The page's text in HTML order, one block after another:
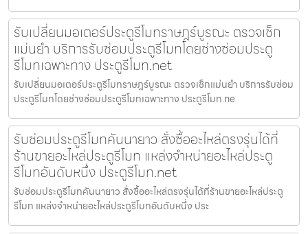
รับเปลี่ยนมอเตอร์ประตูรีโมทราษฎร์บูรณะ ตรวจเช็ก
แม่นยำ บริการรับซ่อมประตูรีโมทโดยช่างซ่อมประตู
รีโมทเฉพาะทาง ประตูรีโมท.net
รับเปลี่ยนมอเตอร์ประตูรีโมทราษฎร์บูรณะ ตรวจเช็กแม่นยำ บริการรับซ่อม
ประตูรีโมทโดยช่างซ่อมประตูรีโมทเฉพาะทาง ประตูรีโมท.ne
รับซ่อมประตูรีโมทคันนายาว สั่งซื้ออะไหล่ตรงรุ่นได้ที่
ร้านขายอะไหล่ประตูรีโมท แหล่งจำหน่ายอะไหล่ประตู
รีโมทอันดับหนึ่ง ประตูรีโมท.net
รับซ่อมประตูรีโมทคันนายาว สั่งซื้ออะไหล่ตรงรุ่นได้ที่ร้านขายอะไหล่ประตู
รีโมท แหล่งจำหน่ายอะไหล่ประตูรีโมทอันดับหนึ่ง ประ